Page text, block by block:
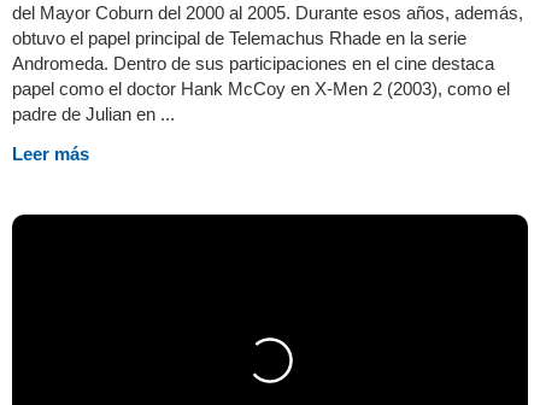
del Mayor Coburn del 2000 al 2005. Durante esos años, además,
obtuvo el papel principal de Telemachus Rhade en la serie
Andromeda. Dentro de sus participaciones en el cine destaca
papel como el doctor Hank McCoy en X-Men 2 (2003), como el
padre de Julian en ...
Leer más